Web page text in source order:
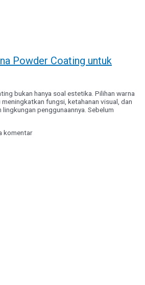
Powder Coating untuk
bukan hanya soal estetika. Pilihan warna
fungsi, ketahanan visual, dan
penggunaannya. Sebelum
komentar